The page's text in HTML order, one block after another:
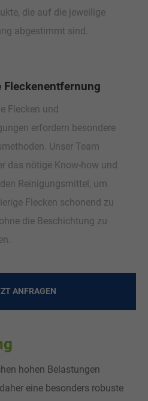
die auf die jeweilige
abgestimmt sind.
Fleckenentfernung
Flecken und
erfordern besondere
Unser Team
das nötige Know-how und
Reinigungsmittel, um
Flecken schonend zu
die Beschichtung zu
ANFRAGEN
hohen Belastungen
eine besonders robuste